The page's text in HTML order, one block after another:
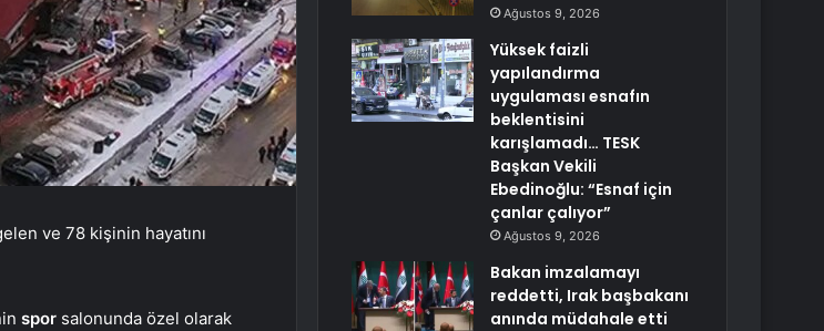
ve 78 kişinin hayatını
spor salonunda özel olarak
Ağustos 9, 2026
Yüksek faizli
yapılandırma
uygulaması esnafın
beklentisini
karışlamadı… TESK
Başkan Vekili
Ebedinoğlu: “Esnaf için
çanlar çalıyor”
Ağustos 9, 2026
Bakan imzalamayı
reddetti, Irak başbakanı
anında müdahale etti